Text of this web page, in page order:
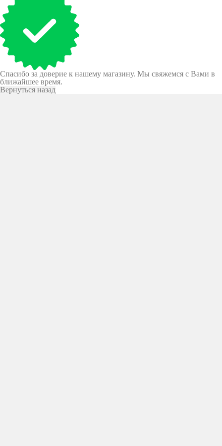
Спасибо за доверие к нашему магазину. Мы свяжемся с Вами в
ближайшее время.
Вернуться назад